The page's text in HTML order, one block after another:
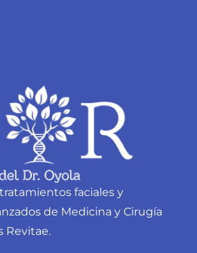
faciales y
de Medicina y Cirugía
Revitae.